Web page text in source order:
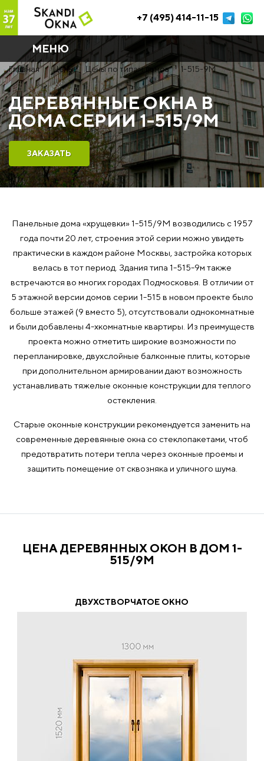
+7 (495) 414-11-15
МЕНЮ
Главная Цены Цены по типам домов 1-515-9М
ДЕРЕВЯННЫЕ ОКНА В
ДОМА СЕРИИ 1-515/9М
ЗАКАЗАТЬ
Панельные дома «хрущевки» 1-515/9М возводились с 1957
года почти 20 лет, строения этой серии можно увидеть
практически в каждом районе Москвы, застройка которых
велась в тот период. Здания типа 1-515-9м также
встречаются во многих городах Подмосковья. В отличии от
5 этажной версии домов серии 1-515 в новом проекте было
больше этажей (9 вместо 5), отсутствовали однокомнатные
и были добавлены 4-хкомнатные квартиры. Из преимуществ
проекта можно отметить широкие возможности по
перепланировке, двухслойные балконные плиты, которые
при дополнительном армировании дают возможность
устанавливать тяжелые оконные конструкции для теплого
остекления.
Старые оконные конструкции рекомендуется заменить на
современные деревянные окна со стеклопакетами, чтоб
предотвратить потери тепла через оконные проемы и
защитить помещение от сквозняка и уличного шума.
ЦЕНА ДЕРЕВЯННЫХ ОКОН В ДОМ 1-
515/9М
ДВУХСТВОРЧАТОЕ ОКНО